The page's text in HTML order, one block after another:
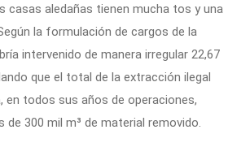
casas aledañas tienen mucha tos y una
la formulación de cargos de la
intervenido de manera irregular 22,67
que el total de la extracción ilegal
en todos sus años de operaciones,
de 300 mil m³ de material removido.